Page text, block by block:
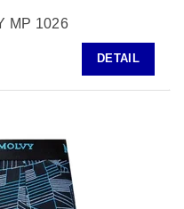
MP 1026
DETAIL